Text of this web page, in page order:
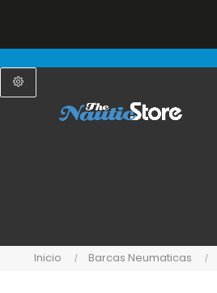
Inicio Barcas Neumaticas